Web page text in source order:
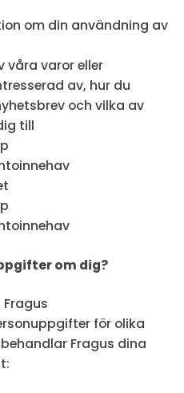
om din användning av
våra varor eller
av, hur du
och vilka av
till
om dig?
Fragus
för olika
Fragus dina